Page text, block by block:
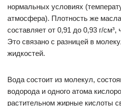
нормальных условиях
атмосфера). Плотность же масла
составляет от 0,91 до 0,93 г/см³,
Это связано с разницей в
жидкостей.
Вода состоит из молекул,
водорода и одного атома
растительном жирные кислоты